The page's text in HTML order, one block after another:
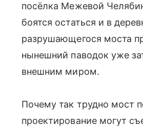
посёлка Межевой
боятся остаться и в
разрушающегося моста
нынешний паводок уже
внешним миром.
Почему так трудно мост
проектирование могут